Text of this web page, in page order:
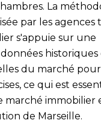
La
par les agences
s'appuie sur une
historiques
du marché
ce qui est
marché immobilier
de Marseille.